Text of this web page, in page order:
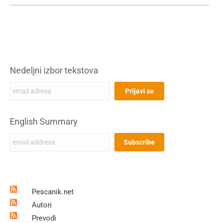
Nedeljni izbor tekstova
English Summary
Pescanik.net
Autori
Prevodi